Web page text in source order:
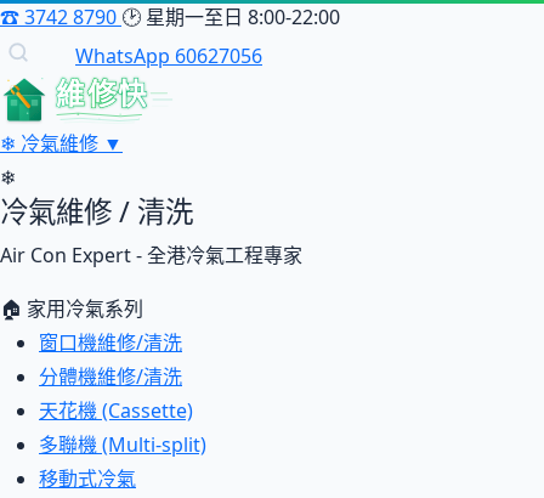
☎3742 8790 🕑 星期一至日 8:00-22:00
WhatsApp 60627056
維修快
❄ 冷氣維修 ▼
❄
冷氣維修 / 清洗
Air Con Expert - 全港冷氣工程專家
🏠 家用冷氣系列
窗口機維修/清洗
分體機維修/清洗
天花機 (Cassette)
多聯機 (Multi-split)
移動式冷氣